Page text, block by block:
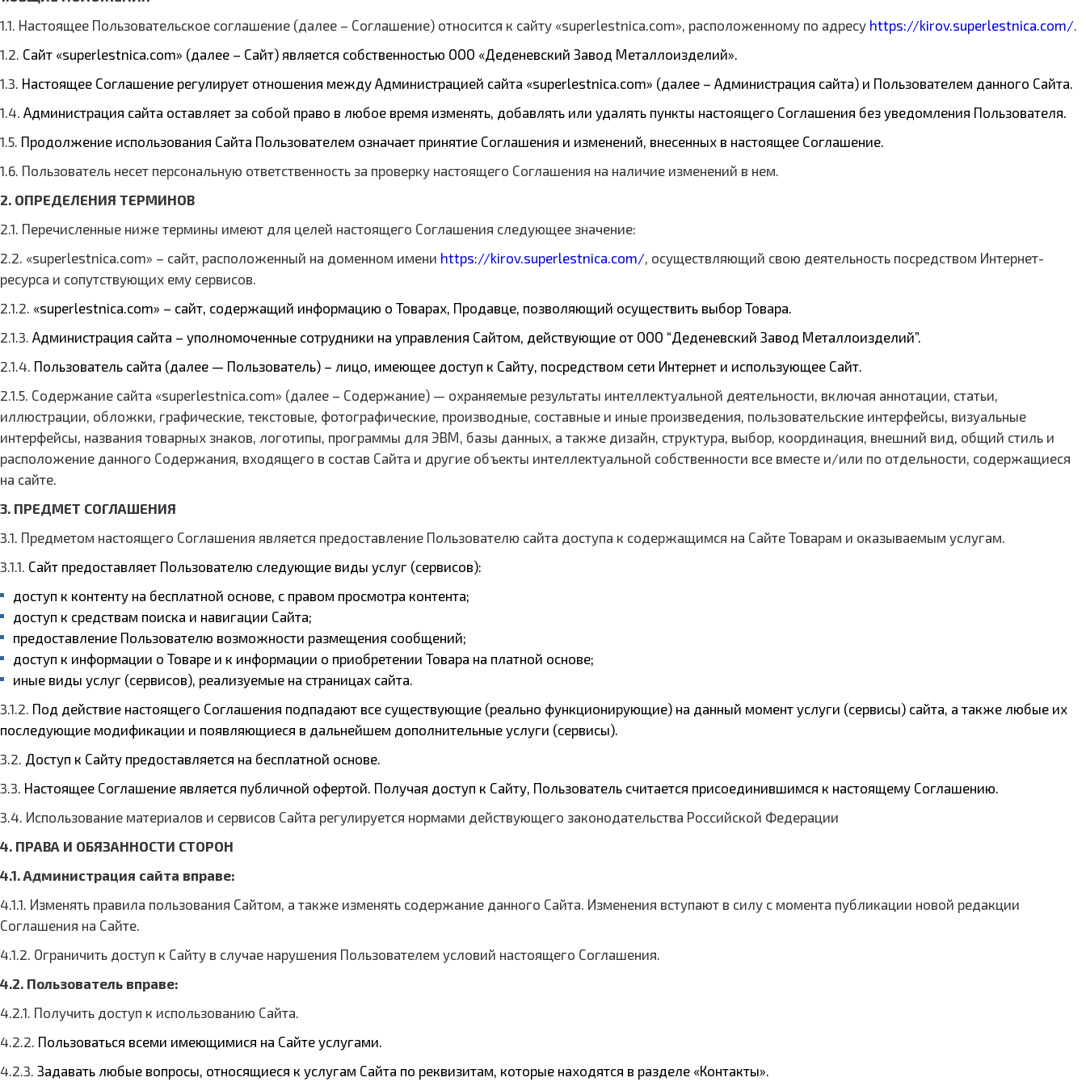
1.1. Настоящее Пользовательское соглашение (далее – Соглашение) относится к сайту «superlestnica.com», расположенному по адресу https://kirov.superlestnica.com/.
1.2. Сайт «superlestnica.com» (далее – Сайт) является собственностью ООО «Деденевский Завод Металлоизделий».
1.3. Настоящее Соглашение регулирует отношения между Администрацией сайта «superlestnica.com» (далее – Администрация сайта) и Пользователем данного Сайта.
1.4. Администрация сайта оставляет за собой право в любое время изменять, добавлять или удалять пункты настоящего Соглашения без уведомления Пользователя.
1.5. Продолжение использования Сайта Пользователем означает принятие Соглашения и изменений, внесенных в настоящее Соглашение.
1.6. Пользователь несет персональную ответственность за проверку настоящего Соглашения на наличие изменений в нем.
2. ОПРЕДЕЛЕНИЯ ТЕРМИНОВ
2.1. Перечисленные ниже термины имеют для целей настоящего Соглашения следующее значение:
2.2. «superlestnica.com» – сайт, расположенный на доменном имени https://kirov.superlestnica.com/, осуществляющий свою деятельность посредством Интернет-
ресурса и сопутствующих ему сервисов.
2.1.2. «superlestnica.com» – сайт, содержащий информацию о Товарах, Продавце, позволяющий осуществить выбор Товара.
2.1.3. Администрация сайта – уполномоченные сотрудники на управления Сайтом, действующие от ООО “Деденевский Завод Металлоизделий”.
2.1.4. Пользователь сайта (далее — Пользователь) – лицо, имеющее доступ к Сайту, посредством сети Интернет и использующее Сайт.
2.1.5. Содержание сайта «superlestnica.com» (далее – Содержание) — охраняемые результаты интеллектуальной деятельности, включая аннотации, статьи,
иллюстрации, обложки, графические, текстовые, фотографические, производные, составные и иные произведения, пользовательские интерфейсы, визуальные
интерфейсы, названия товарных знаков, логотипы, программы для ЭВМ, базы данных, а также дизайн, структура, выбор, координация, внешний вид, общий стиль и
расположение данного Содержания, входящего в состав Сайта и другие объекты интеллектуальной собственности все вместе и/или по отдельности, содержащиеся
на сайте.
3. ПРЕДМЕТ СОГЛАШЕНИЯ
3.1. Предметом настоящего Соглашения является предоставление Пользователю сайта доступа к содержащимся на Сайте Товарам и оказываемым услугам.
3.1.1. Сайт предоставляет Пользователю следующие виды услуг (сервисов):
доступ к контенту на бесплатной основе, с правом просмотра контента;
доступ к средствам поиска и навигации Сайта;
предоставление Пользователю возможности размещения сообщений;
доступ к информации о Товаре и к информации о приобретении Товара на платной основе;
иные виды услуг (сервисов), реализуемые на страницах сайта.
3.1.2. Под действие настоящего Соглашения подпадают все существующие (реально функционирующие) на данный момент услуги (сервисы) сайта, а также любые их
последующие модификации и появляющиеся в дальнейшем дополнительные услуги (сервисы).
3.2. Доступ к Сайту предоставляется на бесплатной основе.
3.3. Настоящее Соглашение является публичной офертой. Получая доступ к Сайту, Пользователь считается присоединившимся к настоящему Соглашению.
3.4. Использование материалов и сервисов Сайта регулируется нормами действующего законодательства Российской Федерации
4. ПРАВА И ОБЯЗАННОСТИ СТОРОН
4.1. Администрация сайта вправе:
4.1.1. Изменять правила пользования Сайтом, а также изменять содержание данного Сайта. Изменения вступают в силу с момента публикации новой редакции
Соглашения на Сайте.
4.1.2. Ограничить доступ к Сайту в случае нарушения Пользователем условий настоящего Соглашения.
4.2. Пользователь вправе:
4.2.1. Получить доступ к использованию Сайта.
4.2.2. Пользоваться всеми имеющимися на Сайте услугами.
4.2.3. Задавать любые вопросы, относящиеся к услугам Сайта по реквизитам, которые находятся в разделе «Контакты».